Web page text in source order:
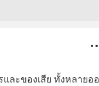
ละของเสีย ทั้งหลายอ